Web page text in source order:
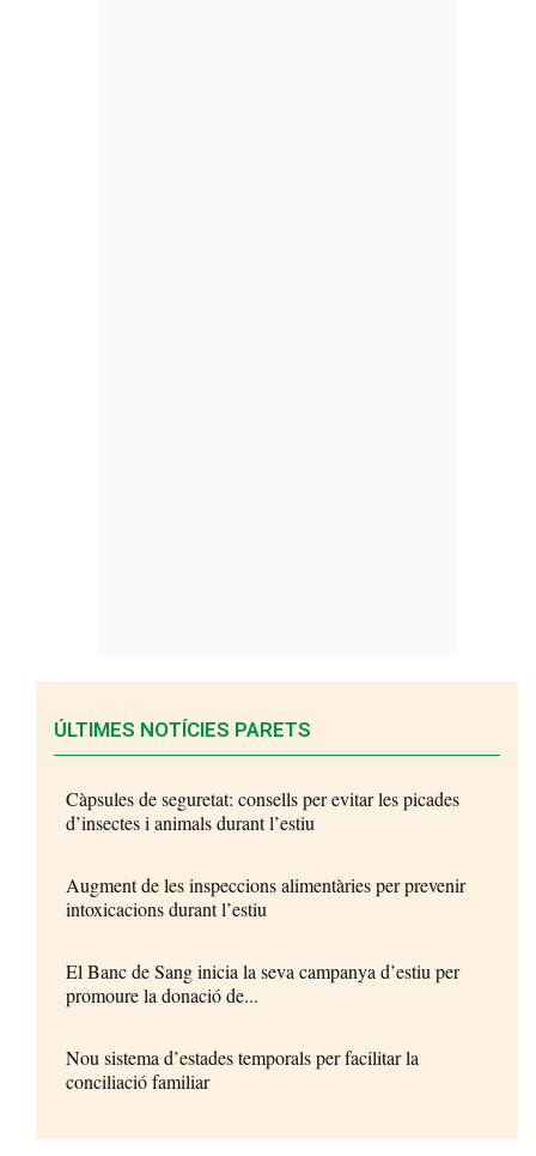
ÚLTIMES NOTÍCIES PARETS
Càpsules de seguretat: consells per evitar les picades
d’insectes i animals durant l’estiu
Augment de les inspeccions alimentàries per prevenir
intoxicacions durant l’estiu
El Banc de Sang inicia la seva campanya d’estiu per
promoure la donació de...
Nou sistema d’estades temporals per facilitar la
conciliació familiar